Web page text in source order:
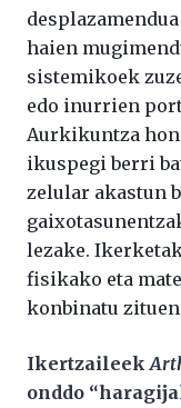
haien
sistemikoek
edo inurrien
Aurkikuntza
ikuspegi berri
zelular akastun
lezake.
fisikako eta
konbinatu
Ikertzaileek
onddo